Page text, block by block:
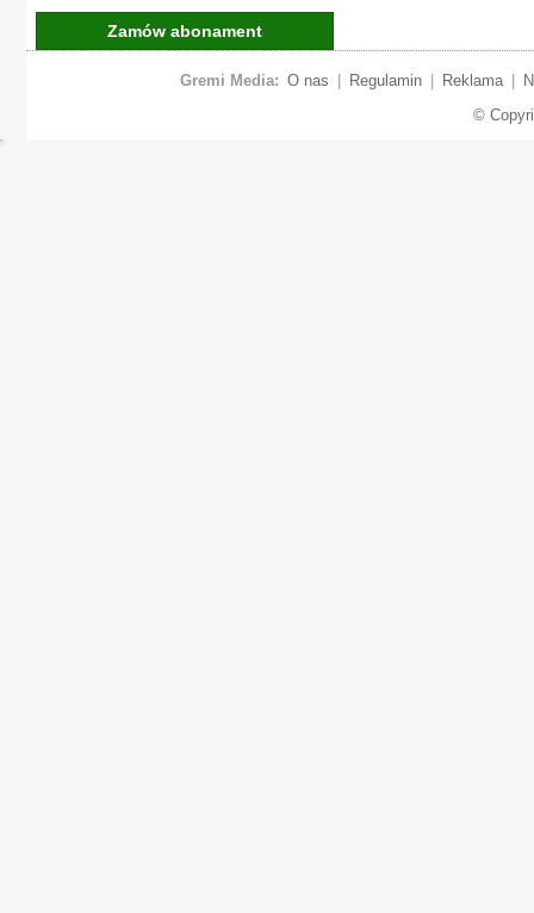
Zamów abonament
Gremi Media: O nas Regulamin Reklama
©